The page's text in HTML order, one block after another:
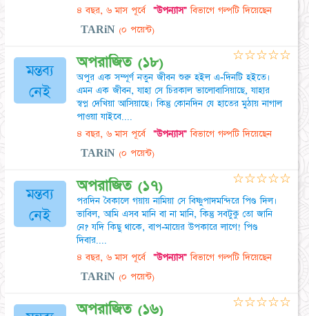
৪ বছর, ৬ মাস পূর্বে "উপন্যাস"বিভাগে গল্পটি দিয়েছেন
TARiN(০ পয়েন্ট)
মন্তব্য
নেই
অপরাজিত (১৮)
অপুর এক সম্পূর্ণ নতুন জীবন শুরু হইল এ-দিনটি হইতে।
এমন এক জীবন, যাহা সে চিরকাল ভালোবাসিয়াছে, যাহার
স্বপ্ন দেখিয়া আসিয়াছে। কিন্তু কোনদিন যে হাতের মুঠায় নাগাল
পাওয়া যাইবে....
৪ বছর, ৬ মাস পূর্বে "উপন্যাস"বিভাগে গল্পটি দিয়েছেন
TARiN(০ পয়েন্ট)
☆☆☆☆☆
মন্তব্য
নেই
অপরাজিত (১৭)
পরদিন বৈকালে গয়ায় নামিয়া সে বিষ্ণুপাদমন্দিরে পিণ্ড দিল।
ভাবিল, আমি এসব মানি বা না মানি, কিন্তু সবটুকু তো জানি
নে? যদি কিছু থাকে, বাপ-মায়ের উপকারে লাগে! পিণ্ড
দিবার....
৪ বছর, ৬ মাস পূর্বে "উপন্যাস"বিভাগে গল্পটি দিয়েছেন
TARiN(০ পয়েন্ট)
☆☆☆☆☆
অপরাজিত (১৬) ☆☆☆☆☆